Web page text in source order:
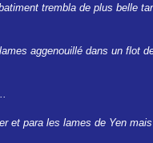
trembla de plus belle
aggenouillé dans un flot
para les lames de Yen